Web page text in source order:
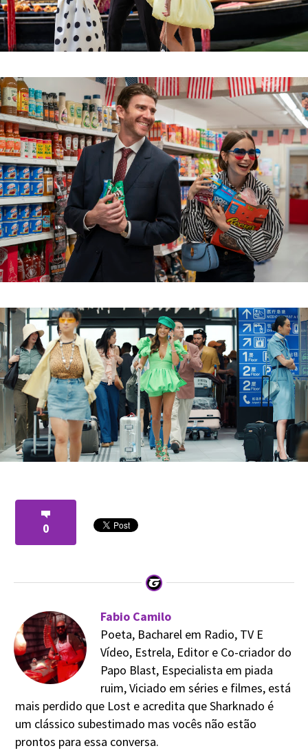
0
Fabio Camilo
Poeta, Bacharel em Radio, TV E
Vídeo, Estrela, Editor e Co-criador do
Papo Blast, Especialista em piada
ruim, Viciado em séries e filmes, está
mais perdido que Lost e acredita que Sharknado é
um clássico subestimado mas vocês não estão
prontos para essa conversa.